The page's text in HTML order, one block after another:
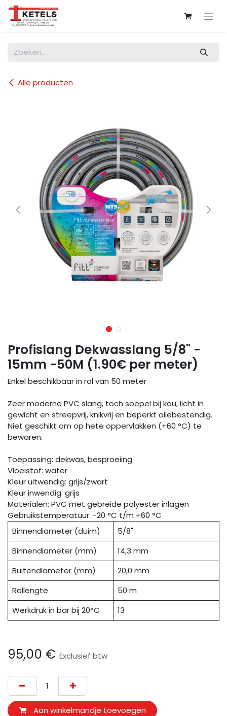
Overslaan naar inhoud
Alle producten
Profislang Dekwasslang 5/8" -
15mm -50M (1.90€ per meter)
Enkel beschikbaar in rol van 50 meter
Zeer moderne PVC slang, toch soepel bij kou, licht in
gewicht en streepvrij, knikvrij en beperkt oliebestendig.
Niet geschikt om op hete oppervlakken (+60 °C) te
bewaren.
Toepassing: dekwas, besproeiing
Vloeistof: water
Kleur uitwendig: grijs/zwart
Kleur inwendig: grijs
Materialen: PVC met gebreide polyester inlagen
Gebruikstemperatuur: -20 °C t/m +60 °C
Binnendiameter (duim)
5/8"
Binnendiameter (mm)
14,3 mm
Buitendiameter (mm)
20,0 mm
Rollengte
50 m
Werkdruk in bar bij 20°C
13
95,00 € Exclusief btw
Aan winkelmandje toevoegen